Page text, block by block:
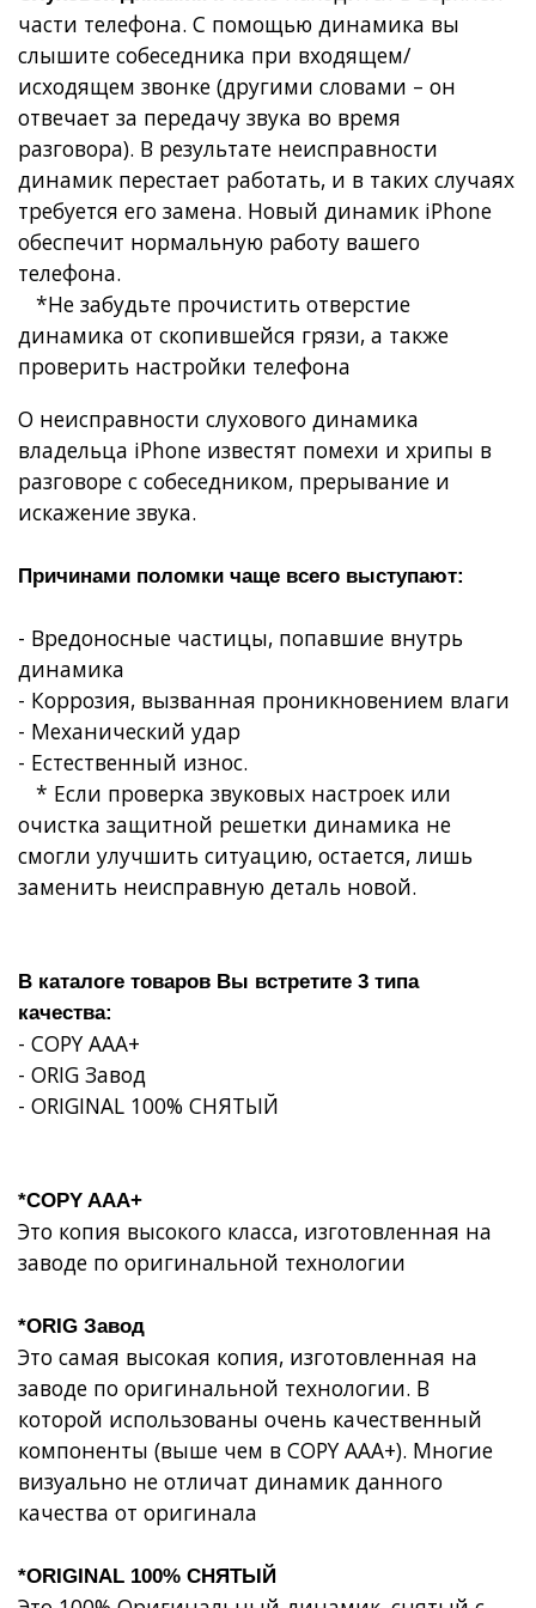
части телефона. С помощью динамика вы
слышите собеседника при входящем/
исходящем звонке (другими словами – он
отвечает за передачу звука во время
разговора). В результате неисправности
динамик перестает работать, и в таких случаях
требуется его замена. Новый динамик iPhone
обеспечит нормальную работу вашего
телефона.
*Не забудьте прочистить отверстие
динамика от скопившейся грязи, а также
проверить настройки телефона
О неисправности слухового динамика
владельца iPhone известят помехи и хрипы в
разговоре с собеседником, прерывание и
искажение звука.
Причинами поломки чаще всего выступают:
- Вредоносные частицы, попавшие внутрь
динамика
- Коррозия, вызванная проникновением влаги
- Механический удар
- Естественный износ.
* Если проверка звуковых настроек или
очистка защитной решетки динамика не
смогли улучшить ситуацию, остается, лишь
заменить неисправную деталь новой.
В каталоге товаров Вы встретите 3 типа
качества:
- COPY AAA+
- ORIG Завод
- ORIGINAL 100% СНЯТЫЙ
*COPY AAA+
Это копия высокого класса, изготовленная на
заводе по оригинальной технологии
*ORIG Завод
Это самая высокая копия, изготовленная на
заводе по оригинальной технологии. В
которой использованы очень качественный
компоненты (выше чем в COPY AAA+). Многие
визуально не отличат динамик данного
качества от оригинала
*ORIGINAL 100% СНЯТЫЙ